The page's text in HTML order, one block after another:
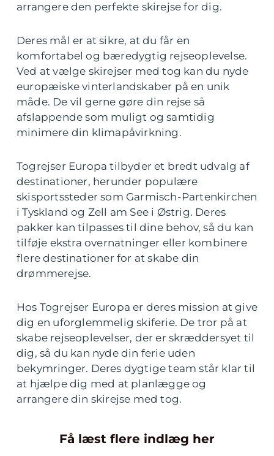
arrangere den perfekte skirejse for dig.
Deres mål er at sikre, at du får en
komfortabel og bæredygtig rejseoplevelse.
Ved at vælge skirejser med tog kan du nyde
europæiske vinterlandskaber på en unik
måde. De vil gerne gøre din rejse så
afslappende som muligt og samtidig
minimere din klimapåvirkning.
Togrejser Europa tilbyder et bredt udvalg af
destinationer, herunder populære
skisportssteder som Garmisch-Partenkirchen
i Tyskland og Zell am See i Østrig. Deres
pakker kan tilpasses til dine behov, så du kan
tilføje ekstra overnatninger eller kombinere
flere destinationer for at skabe din
drømmerejse.
Hos Togrejser Europa er deres mission at give
dig en uforglemmelig skiferie. De tror på at
skabe rejseoplevelser, der er skræddersyet til
dig, så du kan nyde din ferie uden
bekymringer. Deres dygtige team står klar til
at hjælpe dig med at planlægge og
arrangere din skirejse med tog.
Få læst flere indlæg her